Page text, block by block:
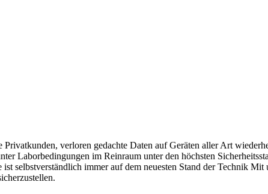
verloren gedachte Daten auf Geräten aller Art
Laborbedingungen im Reinraum unter den höchsten
selbstverständlich immer auf dem neuesten Stand der Technik Mit